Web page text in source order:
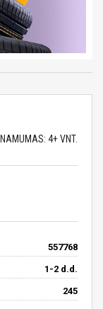
4+ VNT.
557768
1-2 d.d.
245